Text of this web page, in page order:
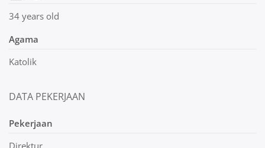
34 years old
Agama
Katolik
DATA PEKERJAAN
Pekerjaan
Direktur